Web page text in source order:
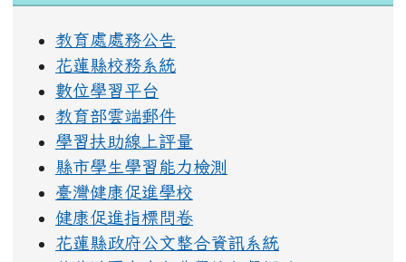
教育處處務公告
花蓮縣校務系統
數位學習平台
教育部雲端郵件
學習扶助線上評量
縣市學生學習能力檢測
臺灣健康促進學校
健康促進指標問卷
花蓮縣政府公文整合資訊系統